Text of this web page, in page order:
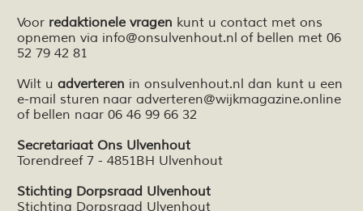
Voor redaktionele vragen kunt u contact met ons
opnemen via info@onsulvenhout.nl of bellen met 06
52 79 42 81
Wilt u adverteren in onsulvenhout.nl dan kunt u een
e-mail sturen naar adverteren@wijkmagazine.online
of bellen naar 06 46 99 66 32
Secretariaat Ons Ulvenhout
Torendreef 7 - 4851BH Ulvenhout
Stichting Dorpsraad Ulvenhout
Stichting Dorpsraad Ulvenhout